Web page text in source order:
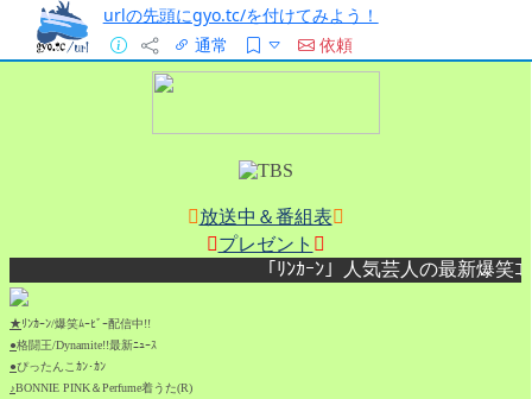
urlの先頭にgyo.tc/を付けてみよう！
通常
依頼